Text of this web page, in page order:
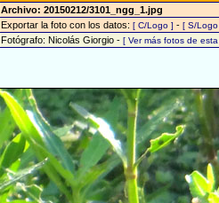
Archivo: 20150212/3101_ngg_1.jpg
Exportar la foto con los datos: [ C/Logo ] - [ S/
Fotógrafo: Nicolás Giorgio - [ Ver más fotos de